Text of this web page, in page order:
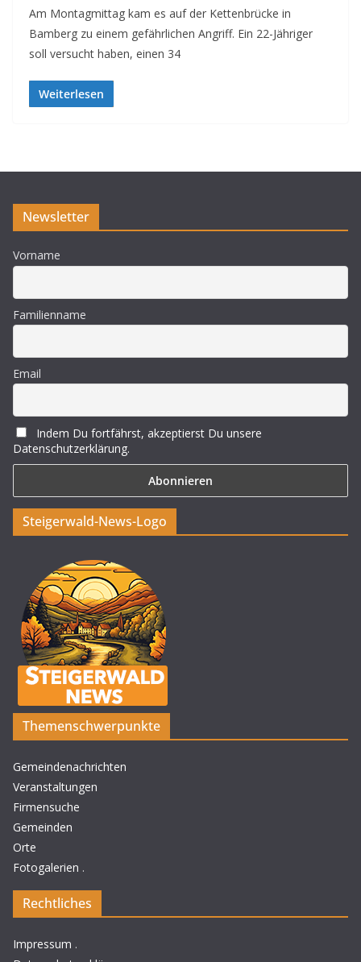
Am Montagmittag kam es auf der Kettenbrücke in
Bamberg zu einem gefährlichen Angriff. Ein 22-Jähriger
soll versucht haben, einen 34
Weiterlesen
Newsletter
Vorname
Familienname
Email
Indem Du fortfährst, akzeptierst Du unsere
Datenschutzerklärung.
Steigerwald-News-Logo
Themenschwerpunkte
Gemeindenachrichten
Veranstaltungen
Firmensuche
Gemeinden
Orte
Fotogalerien .
Rechtliches
Impressum .